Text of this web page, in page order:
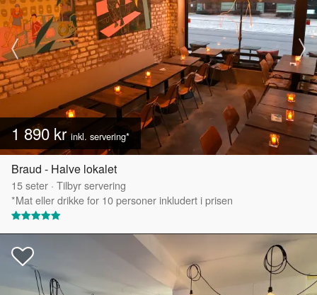
1 890 krinkl. servering*
Braud - Halve lokalet
15seter · Tilbyr servering
*Mat eller drikke for 10 personer inkludert i prisen